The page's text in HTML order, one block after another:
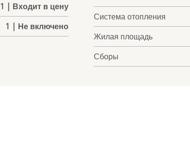
1 | Входит в цену
1 | Не включено
Система отопления
Жилая площадь
Сборы